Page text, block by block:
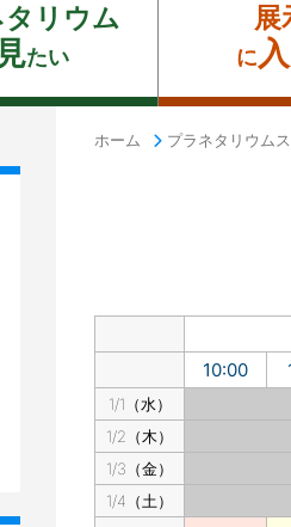
リウム
見たい
展
に入
ホーム プラネタリウム
10:00
1/1（水）
1/2（木）
1/3（金）
1/4（土）